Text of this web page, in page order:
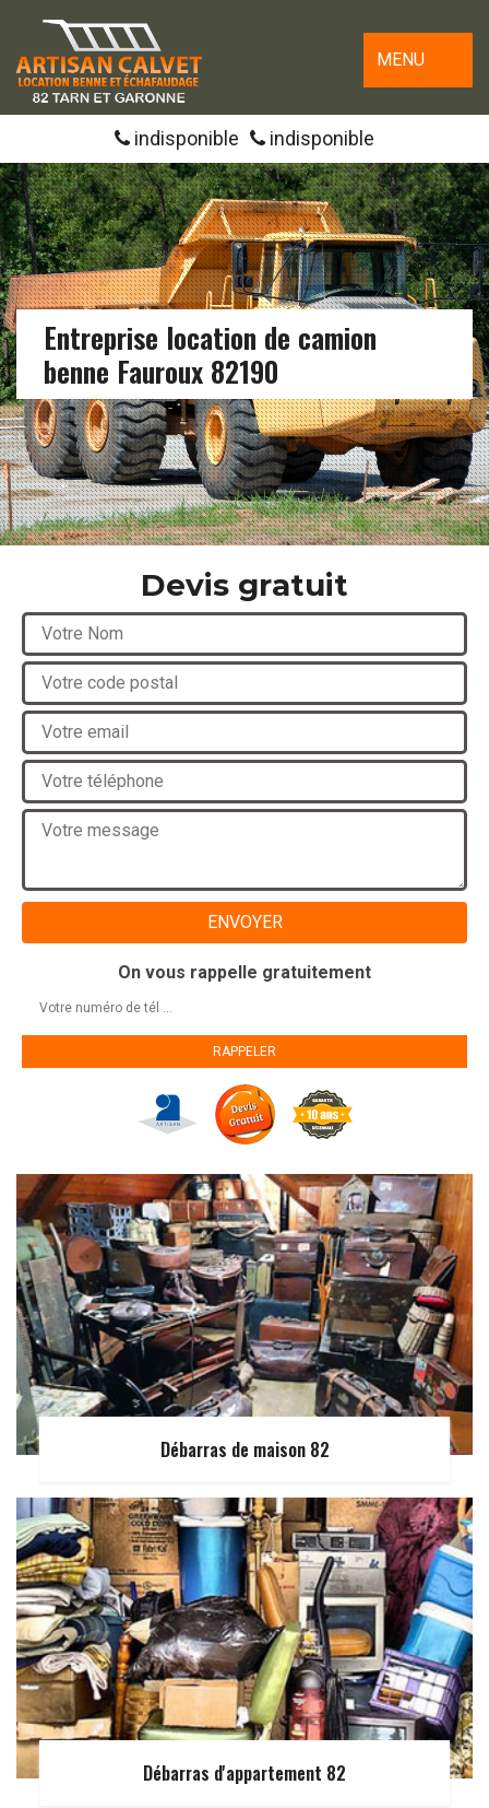
MENU
indisponible indisponible
Entreprise location de camion
benne Fauroux 82190
Devis gratuit
On vous rappelle gratuitement
Débarras de maison 82
Débarras d'appartement 82